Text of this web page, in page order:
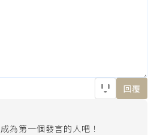
回覆
為第一個發言的人吧！